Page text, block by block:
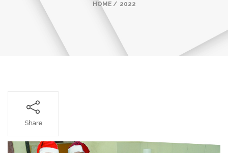
HOME 2022
Share